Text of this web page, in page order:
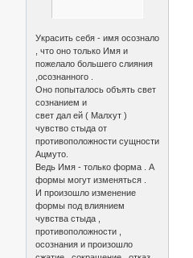
Украсить себя - имя осознало
, что оно только Имя и
пожелало большего слияния
,осознанного .
Оно попыталось объять свет
сознанием и
свет дал ей ( Малхут )
чувство стыда от
противоположности сущности
Ацмуто.
Ведь Имя - только форма . А
формы могут изменяться .
И произошло изменение
формы под влиянием
чувства стыда ,
противоположности ,
осознания и произошло